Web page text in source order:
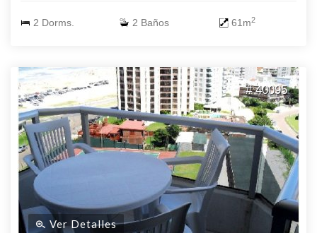
2 Dorms. 2 Baños 61m2
# 40095
Ver Detalles